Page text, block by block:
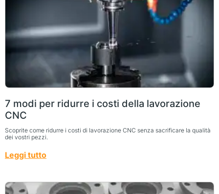
7 modi per ridurre i costi della lavorazione
CNC
Scoprite come ridurre i costi di lavorazione CNC senza sacrificare la qualità
dei vostri pezzi.
Leggi tutto